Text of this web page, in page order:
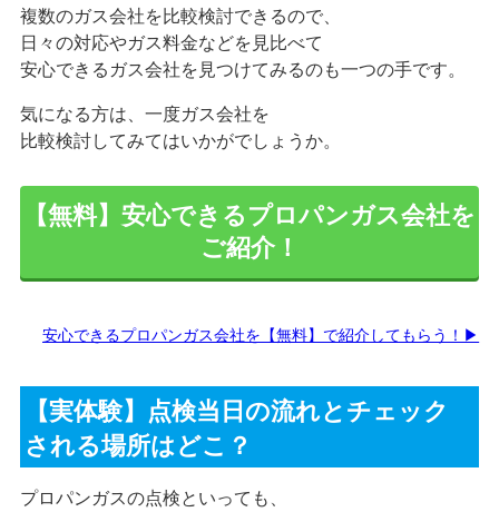
複数のガス会社を比較検討できるので、
日々の対応やガス料金などを見比べて
安心できるガス会社を見つけてみるのも一つの手です。
気になる方は、一度ガス会社を
比較検討してみてはいかがでしょうか。
【無料】安心できるプロパンガス会社を
ご紹介！
安心できるプロパンガス会社を【無料】で紹介してもらう！▶
【実体験】点検当日の流れとチェック
される場所はどこ？
プロパンガスの点検といっても、